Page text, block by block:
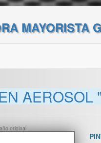
MAYORISTA
original